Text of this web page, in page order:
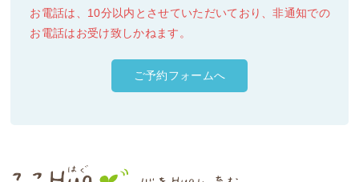
お電話は、10分以内とさせていただいており、非通知での
お電話はお受け致しかねます。
ご予約フォームへ